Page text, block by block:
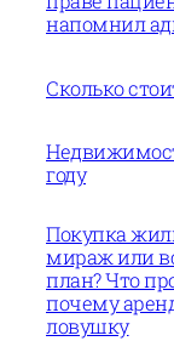
напомнил
Сколько
году
Покупка
мираж или
план? Что
почему
ловушку